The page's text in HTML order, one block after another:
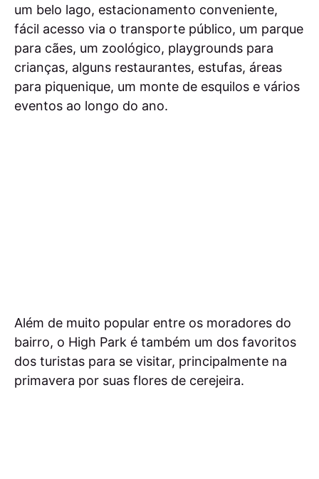
um belo lago, estacionamento conveniente,
fácil acesso via o transporte público, um parque
para cães, um zoológico, playgrounds para
crianças, alguns restaurantes, estufas, áreas
para piquenique, um monte de esquilos e vários
eventos ao longo do ano.
Além de muito popular entre os moradores do
bairro, o High Park é também um dos favoritos
dos turistas para se visitar, principalmente na
primavera por suas flores de cerejeira.